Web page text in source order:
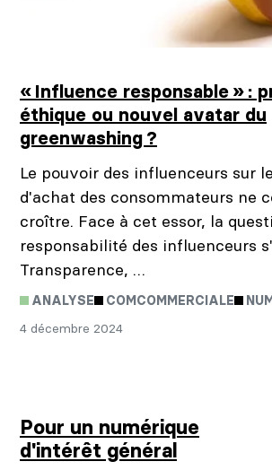
« Influence responsable » :
éthique ou nouvel avatar du
greenwashing ?
Le pouvoir des influenceurs sur
d'achat des consommateurs ne
croître. Face à cet essor, la
responsabilité des influenceurs
Transparence, …
ANALYSE COMCOMMERCIALE
4 décembre 2024
Pour un numérique
d'intérêt général